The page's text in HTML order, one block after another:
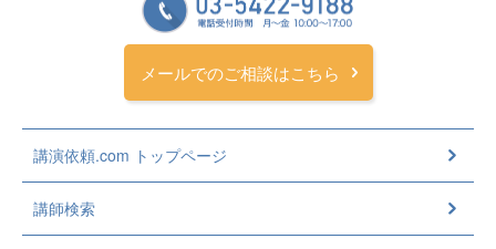
メールでのご相談はこちら
講演依頼.com トップページ
講師検索